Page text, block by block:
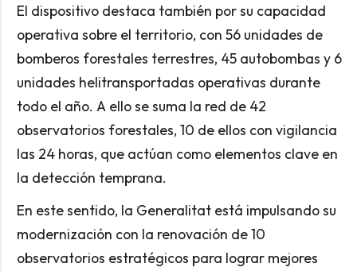
El dispositivo destaca también por su capacidad
operativa sobre el territorio, con 56 unidades de
bomberos forestales terrestres, 45 autobombas y 6
unidades helitransportadas operativas durante
todo el año. A ello se suma la red de 42
observatorios forestales, 10 de ellos con vigilancia
las 24 horas, que actúan como elementos clave en
la detección temprana.
En este sentido, la Generalitat está impulsando su
modernización con la renovación de 10
observatorios estratégicos para lograr mejores